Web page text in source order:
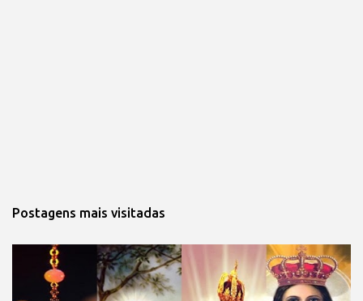
Postagens mais visitadas